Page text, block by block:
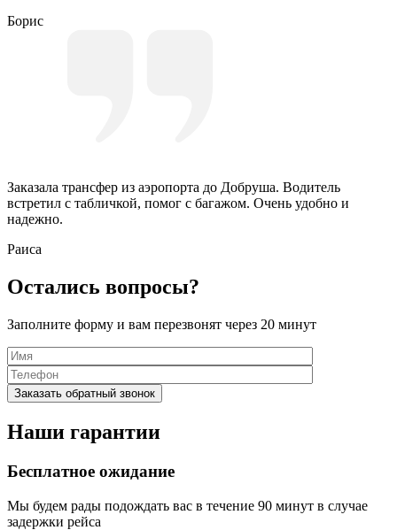
Борис
Заказала трансфер из аэропорта до Добруша. Водитель
встретил с табличкой, помог с багажом. Очень удобно и
надежно.
Раиса
Остались вопросы?
Заполните форму и вам перезвонят через 20 минут
Наши гарантии
Бесплатное ожидание
Мы будем рады подождать вас в течение 90 минут в случае
задержки рейса